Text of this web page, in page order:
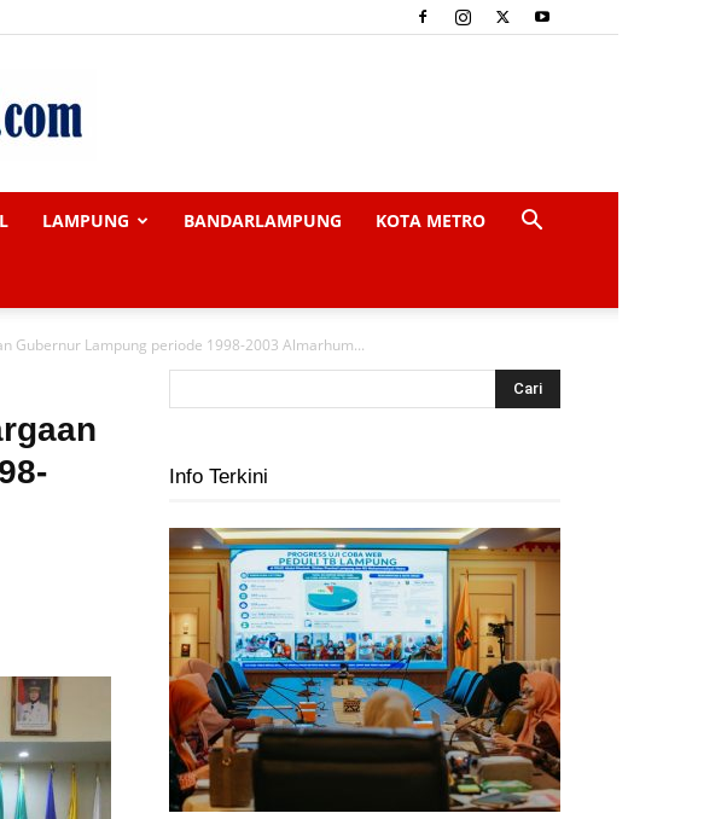
LAMPUNG BANDARLAMPUNG KOTA METRO
Gubernur Lampung periode 1998-2003 Almarhum...
Info Terkini